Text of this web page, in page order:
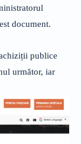
document.
publice
următor, iar